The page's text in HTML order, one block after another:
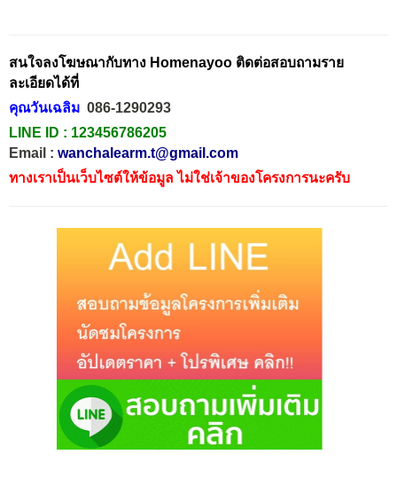
สนใจลงโฆษณากับทาง Homenayoo ติดต่อสอบถามราย
ละเอียดได้ที่
คุณวันเฉลิม 086-1290293
LINE ID : 123456786205
Email : wanchalearm.t@gmail.com
ทางเราเป็นเว็บไซต์ให้ข้อมูล ไม่ใช่เจ้าของโครงการนะครับ